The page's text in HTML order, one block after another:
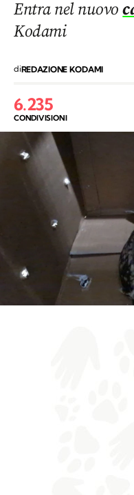
Entra nel nuovo
Kodami
diREDAZIONE KODAMI
6.235
CONDIVISIONI